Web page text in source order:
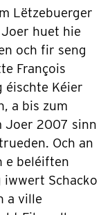
Lëtzebuerger
Joer huet hie
och fir seng
François
éischte Kéier
a bis zum
Joer 2007 sinn
Och an
e beléiften
iwwert Schacko
a ville